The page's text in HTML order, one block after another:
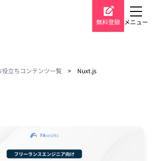
無料登録 メニュー
役立ちコンテンツ一覧 > Nuxt.js